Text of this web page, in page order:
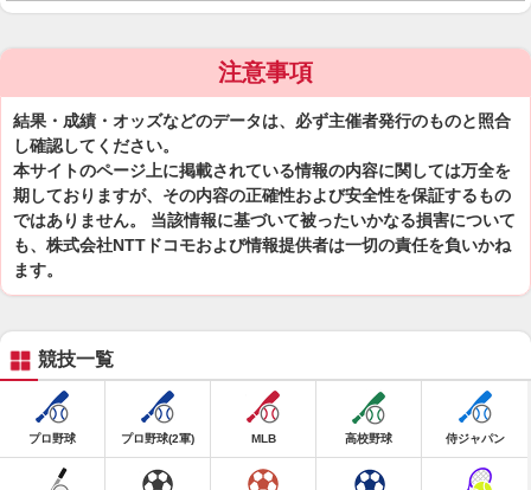
注意事項
結果・成績・オッズなどのデータは、必ず主催者発行のものと照合
し確認してください。
本サイトのページ上に掲載されている情報の内容に関しては万全を
期しておりますが、その内容の正確性および安全性を保証するもの
ではありません。 当該情報に基づいて被ったいかなる損害について
も、株式会社NTTドコモおよび情報提供者は一切の責任を負いかね
ます。
競技一覧
プロ野球 プロ野球(2軍) MLB 高校野球 侍ジャパン